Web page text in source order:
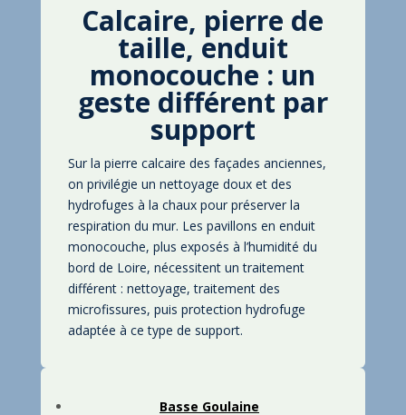
Calcaire, pierre de
taille, enduit
monocouche : un
geste différent par
support
Sur la pierre calcaire des façades anciennes,
on privilégie un nettoyage doux et des
hydrofuges à la chaux pour préserver la
respiration du mur. Les pavillons en enduit
monocouche, plus exposés à l’humidité du
bord de Loire, nécessitent un traitement
différent : nettoyage, traitement des
microfissures, puis protection hydrofuge
adaptée à ce type de support.
Basse Goulaine